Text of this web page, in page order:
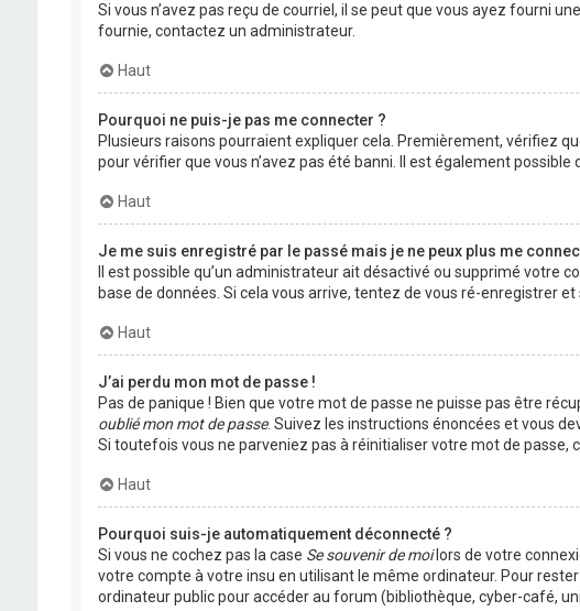
Si vous n’avez pas reçu de courriel, il se peut que vous ayez fourni
fournie, contactez un administrateur.
Haut
Pourquoi ne puis-je pas me connecter ?
Plusieurs raisons pourraient expliquer cela. Premièrement, vérifiez
pour vérifier que vous n’avez pas été banni. Il est également
Haut
Je me suis enregistré par le passé mais je ne peux plus me
Il est possible qu’un administrateur ait désactivé ou supprimé
base de données. Si cela vous arrive, tentez de vous ré-enregistrer
Haut
J’ai perdu mon mot de passe !
Pas de panique ! Bien que votre mot de passe ne puisse pas être
oublié mon mot de passe. Suivez les instructions énoncées et vous
Si toutefois vous ne parveniez pas à réinitialiser votre mot de passe,
Haut
Pourquoi suis-je automatiquement déconnecté ?
Si vous ne cochez pas la case Se souvenir de moilors de votre
votre compte à votre insu en utilisant le même ordinateur. Pour
ordinateur public pour accéder au forum (bibliothèque, cyber-café,